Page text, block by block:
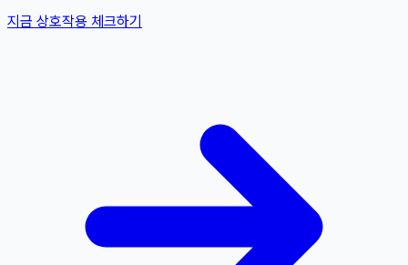
지금 상호작용 체크하기